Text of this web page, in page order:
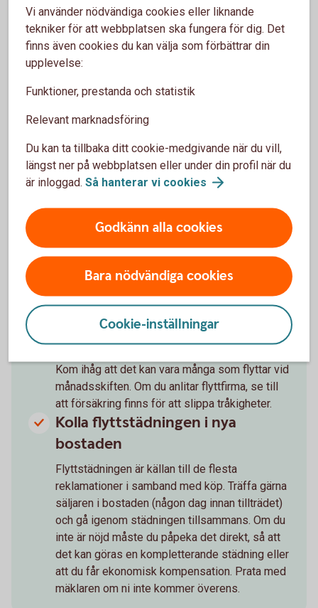
5 tips när du flyttar
Vill du fortfarande få post? Gör adressändring
och för över eller säg upp prenumerationer
Se till att ha en buffert
Det är viktigt att ha en buffert för oförutsägbara
Avtal och abonnemang
Ändra eller säg upp abonnemang. Informera om
din flytt till leverantörer av elbolag, gas,
vatten/avlopp, fjärrvärme, sophämtning.
Fixa flytthjälp
Dags att ringa vännerna och locka med
flyttpizza? Flyttar du själv är det bra att ha god
Kom ihåg att det kan vara många som flyttar vid
månadsskiften. Om du anlitar flyttfirma, se till
att försäkring finns för att slippa tråkigheter.
Kolla flyttstädningen i nya
bostaden
Flyttstädningen är källan till de flesta
reklamationer i samband med köp. Träffa gärna
säljaren i bostaden (någon dag innan tillträdet)
och gå igenom städningen tillsammans. Om du
inte är nöjd måste du påpeka det direkt, så att
det kan göras en kompletterande städning eller
att du får ekonomisk kompensation. Prata med
mäklaren om ni inte kommer överens.
Vi använder nödvändiga cookies eller liknande
tekniker för att webbplatsen ska fungera för dig. Det
finns även cookies du kan välja som förbättrar din
upplevelse:
Funktioner, prestanda och statistik
Relevant marknadsföring
Du kan ta tillbaka ditt cookie-medgivande när du vill,
längst ner på webbplatsen eller under din profil när du
är inloggad. Så hanterar vi cookies
Godkänn alla cookies
Bara nödvändiga cookies
Cookie-inställningar